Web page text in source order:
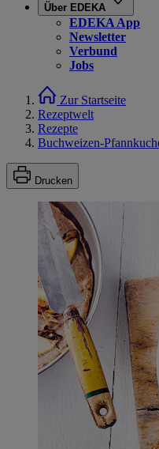
Über EDEKA
EDEKA App
Newsletter
Verbund
Jobs
Zur Startseite
Rezeptwelt
Rezepte
Buchweizen-
Drucken